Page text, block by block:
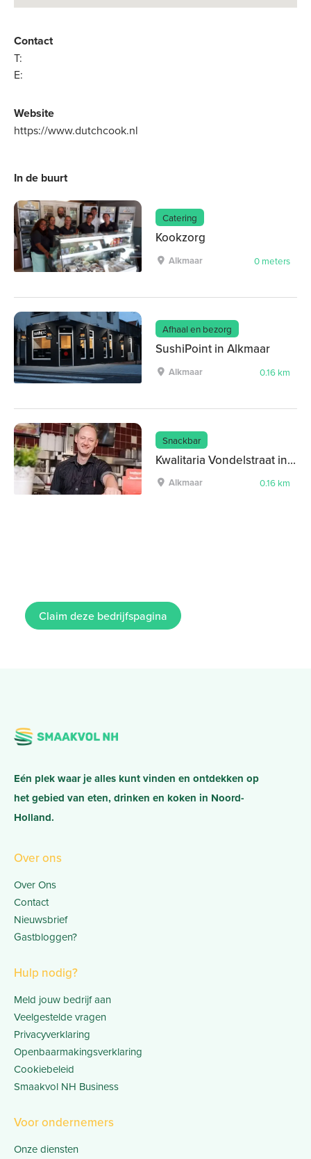
Contact
T:
E:
Website
https://www.dutchcook.nl
In de buurt
Catering
Kookzorg
Alkmaar 0 meters
Afhaal en bezorg
SushiPoint in Alkmaar
Alkmaar 0.16 km
Snackbar
Kwalitaria Vondelstraat in Alkmaar
Alkmaar 0.16 km
Claim deze bedrijfspagina
Eén plek waar je alles kunt vinden en ontdekken op
het gebied van eten, drinken en koken in Noord-
Holland.
Over ons
Over Ons
Contact
Nieuwsbrief
Gastbloggen?
Hulp nodig?
Meld jouw bedrijf aan
Veelgestelde vragen
Privacyverklaring
Openbaarmakingsverklaring
Cookiebeleid
Smaakvol NH Business
Voor ondernemers
Onze diensten